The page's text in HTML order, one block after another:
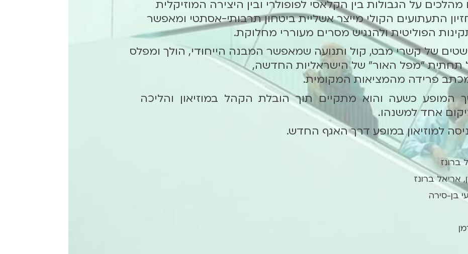
מהלכים על הגבולות בין הקלאסי לפופולרי ובין היצירה המוזיקלית
התעתועים הקולי מייצר אשליית ביטחון תרבותי-אסתטי ומאפשר
הפוליטית ולהנגיש מסרים מעוררי מחלוקת.
של קשרי מבט, קול ותנועה שמאפשר המבנה הייחודי, הולך ומפלס
תחתית "מפל האור" של הישראליות החדשה,
פרידה מהמציאות המקומית.
המופע כשעה והוא מתקיים תוך הובלת הקהל במוזיאון והליכה
אחד למשנהו.
למוזיאון במופע דרך האגף החדש.
ברונז
אריאל ברונז
בן-סירה